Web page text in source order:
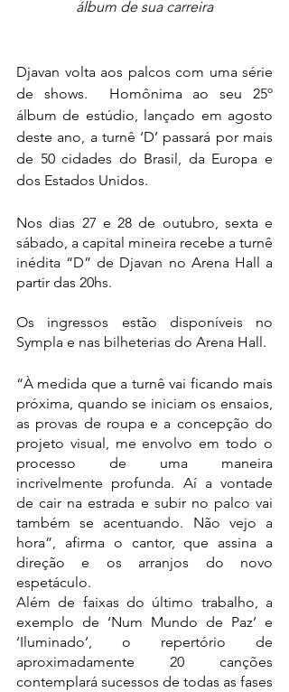
álbum de sua carreira
Djavan volta aos palcos com uma série
de shows.  Homônima ao seu 25º
álbum de estúdio, lançado em agosto
deste ano, a turnê ‘D’ passará por mais
de 50 cidades do Brasil, da Europa e
dos Estados Unidos.
Nos dias 27 e 28 de outubro, sexta e
sábado, a capital mineira recebe a turnê
inédita “D” de Djavan no Arena Hall a
partir das 20hs.
Os ingressos estão disponíveis no
Sympla e nas bilheterias do Arena Hall.
“À medida que a turnê vai ficando mais
próxima, quando se iniciam os ensaios,
as provas de roupa e a concepção do
projeto visual, me envolvo em todo o
processo de uma maneira
incrivelmente profunda. Aí a vontade
de cair na estrada e subir no palco vai
também se acentuando. Não vejo a
hora”, afirma o cantor, que assina a
direção e os arranjos do novo
espetáculo.
Além de faixas do último trabalho, a
exemplo de ‘Num Mundo de Paz’ e
‘Iluminado’, o repertório de
aproximadamente 20 canções
contemplará sucessos de todas as fases